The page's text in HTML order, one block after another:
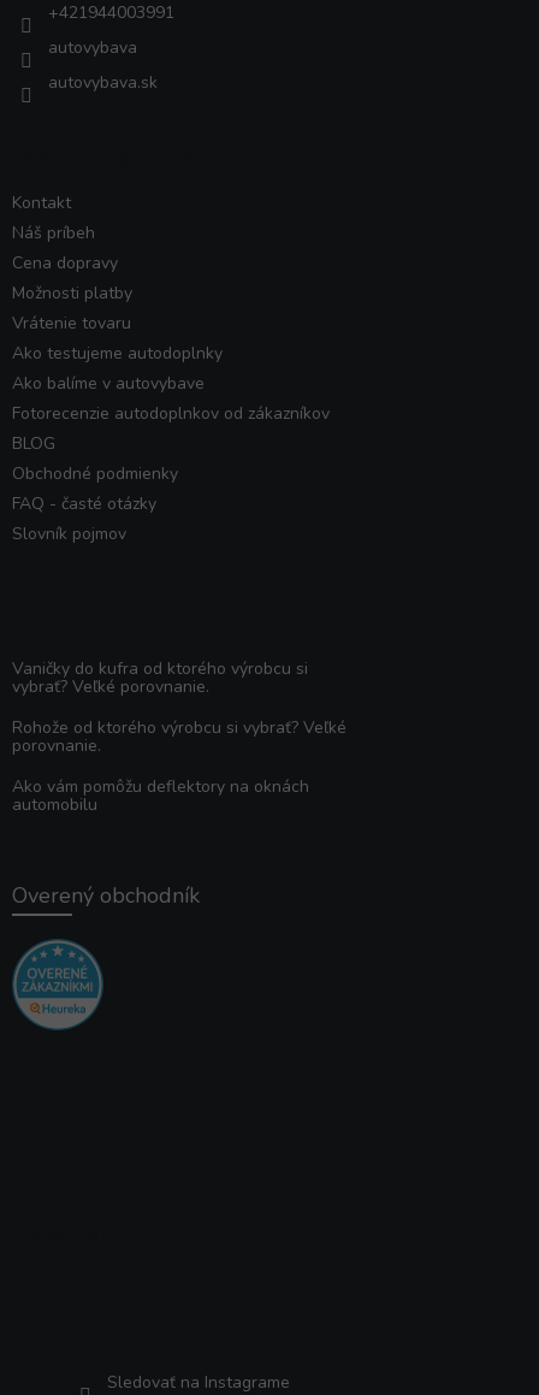
+421944003991
autovybava
autovybava.sk
Kontakt
Náš príbeh
Cena dopravy
Možnosti platby
Vrátenie tovaru
Ako testujeme autodoplnky
Ako balíme v autovybave
Fotorecenzie autodoplnkov od zákazníkov
BLOG
Obchodné podmienky
FAQ - časté otázky
Slovník pojmov
Vaničky do kufra od ktorého výrobcu si
vybrať? Veľké porovnanie.
Rohože od ktorého výrobcu si vybrať? Veľké
porovnanie.
Ako vám pomôžu deflektory na oknách
automobilu
Overený obchodník
Sledovať na Instagrame